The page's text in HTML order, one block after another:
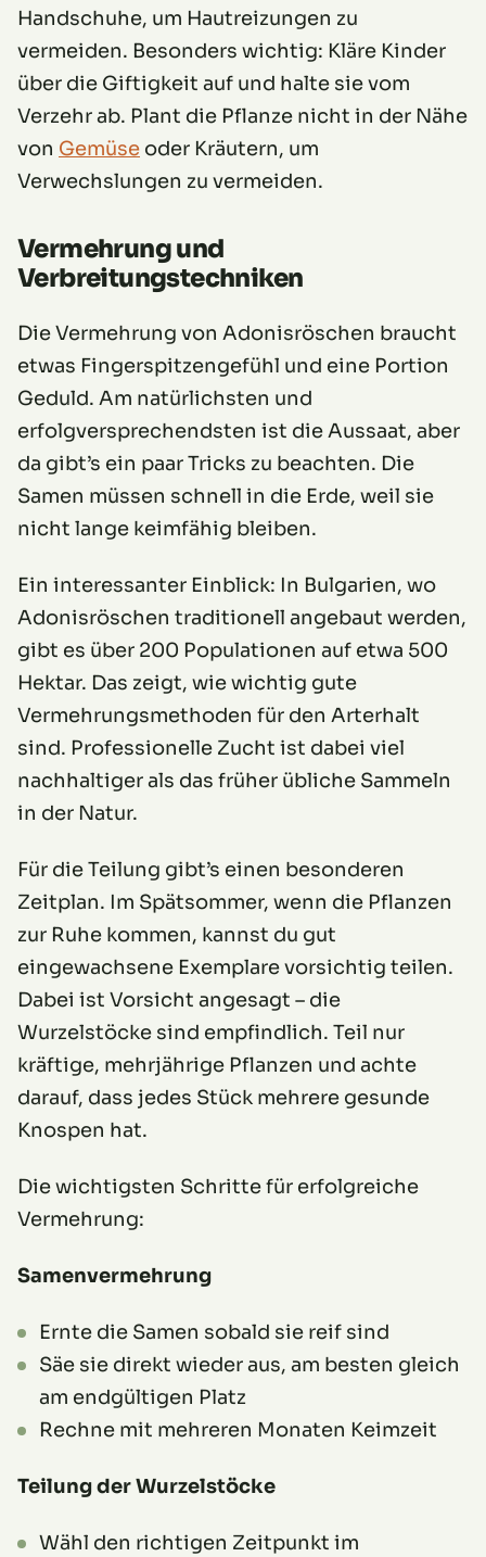
Handschuhe, um Hautreizungen zu
vermeiden. Besonders wichtig: Kläre Kinder
über die Giftigkeit auf und halte sie vom
Verzehr ab. Plant die Pflanze nicht in der Nähe
von Gemüse oder Kräutern, um
Verwechslungen zu vermeiden.
Vermehrung und
Verbreitungstechniken
Die Vermehrung von Adonisröschen braucht
etwas Fingerspitzengefühl und eine Portion
Geduld. Am natürlichsten und
erfolgversprechendsten ist die Aussaat, aber
da gibt’s ein paar Tricks zu beachten. Die
Samen müssen schnell in die Erde, weil sie
nicht lange keimfähig bleiben.
Ein interessanter Einblick: In Bulgarien, wo
Adonisröschen traditionell angebaut werden,
gibt es über 200 Populationen auf etwa 500
Hektar. Das zeigt, wie wichtig gute
Vermehrungsmethoden für den Arterhalt
sind. Professionelle Zucht ist dabei viel
nachhaltiger als das früher übliche Sammeln
in der Natur.
Für die Teilung gibt’s einen besonderen
Zeitplan. Im Spätsommer, wenn die Pflanzen
zur Ruhe kommen, kannst du gut
eingewachsene Exemplare vorsichtig teilen.
Dabei ist Vorsicht angesagt – die
Wurzelstöcke sind empfindlich. Teil nur
kräftige, mehrjährige Pflanzen und achte
darauf, dass jedes Stück mehrere gesunde
Knospen hat.
Die wichtigsten Schritte für erfolgreiche
Vermehrung:
Samenvermehrung
Ernte die Samen sobald sie reif sind
Säe sie direkt wieder aus, am besten gleich
am endgültigen Platz
Rechne mit mehreren Monaten Keimzeit
Teilung der Wurzelstöcke
Wähl den richtigen Zeitpunkt im